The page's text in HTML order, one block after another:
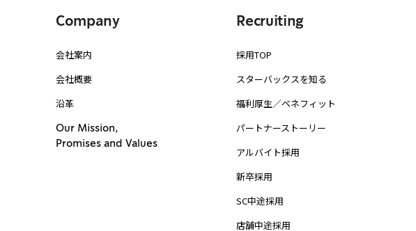
Company
会社案内
会社概要
沿革
Our Mission,
Promises and Values
Recruiting
採用TOP
スターバックスを知る
福利厚生／ベネフィット
パートナーストーリー
アルバイト採用
新卒採用
SC中途採用
店舗中途採用